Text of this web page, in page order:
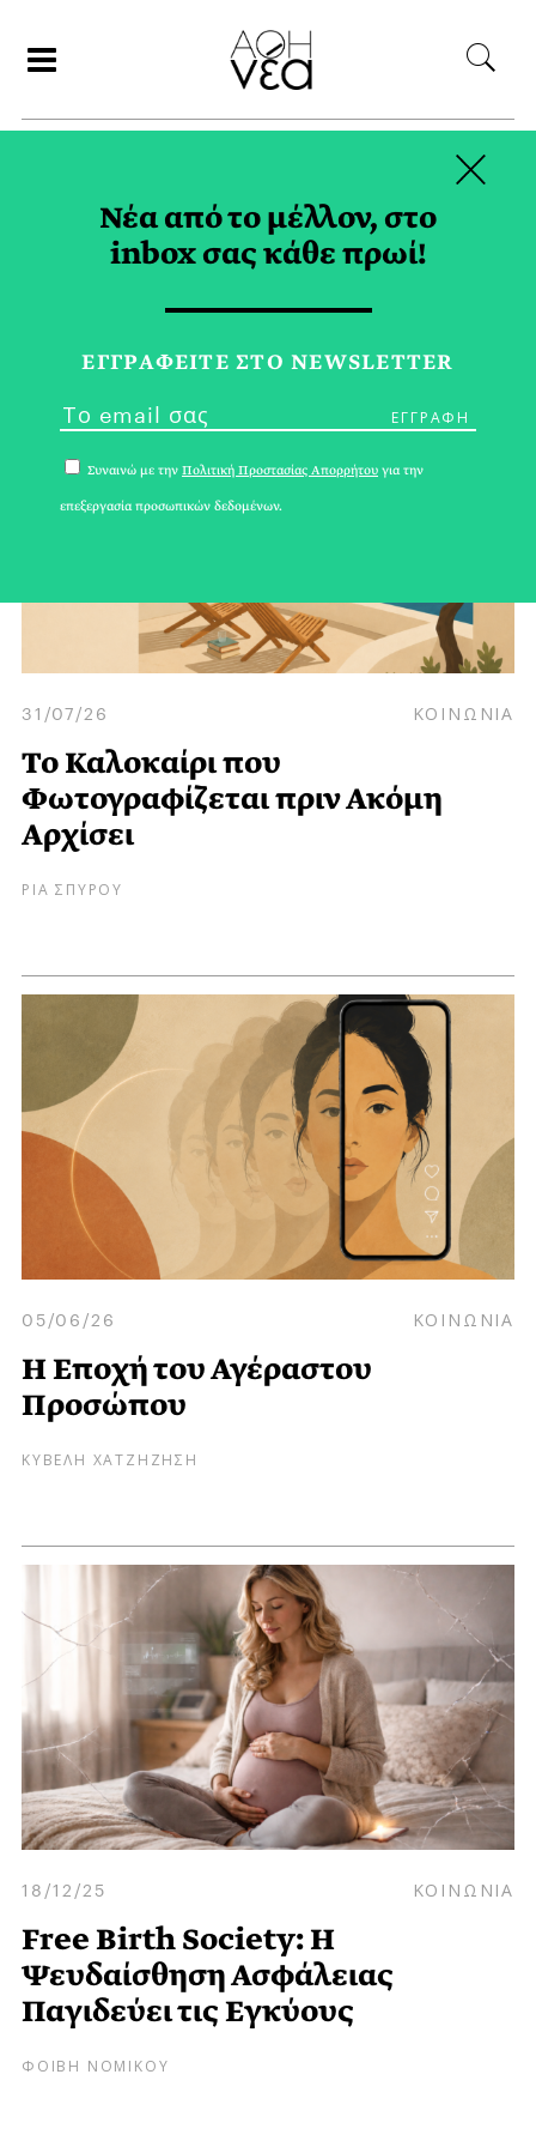
INSTAGRAM TAG
31/07/26 ΚΟΙΝΩΝΙΑ
Το Καλοκαίρι που
Φωτογραφίζεται πριν Ακόμη
Αρχίσει
ΡΙΑ ΣΠΥΡΟΥ
05/06/26 ΚΟΙΝΩΝΙΑ
Η Εποχή του Αγέραστου
Προσώπου
ΚΥΒΕΛΗ ΧΑΤΖΗΖΗΣΗ
18/12/25 ΚΟΙΝΩΝΙΑ
Free Birth Society: Η
Ψευδαίσθηση Ασφάλειας
Παγιδεύει τις Εγκύους
ΦΟΙΒΗ ΝΟΜΙΚΟΥ
Νέα από το μέλλον, στο
inbox σας κάθε πρωί!
ΕΓΓPΑΦΕΙΤΕ ΣΤΟ NEWSLETTER
Συναινώ με την Πολιτική Προστασίας Απορρήτου για την
επεξεργασία προσωπικών δεδομένων.
×